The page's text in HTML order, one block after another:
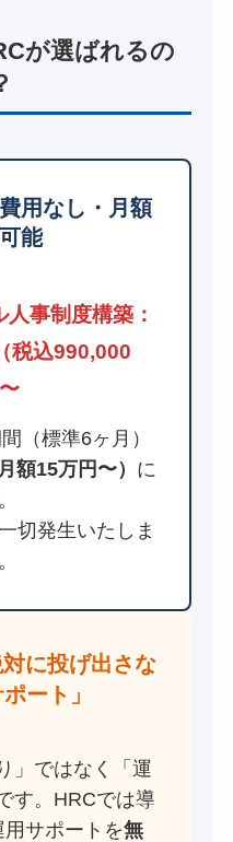
が選ばれるの
用なし・月額
能
事制度構築：
税込990,000
（標準6ヶ月）
額15万円〜） に
切発生いたしま
に投げ出さな
ート」
」ではなく「運
す。HRCでは導
サポートを無